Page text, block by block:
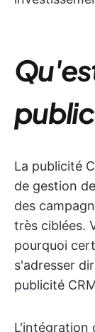
La publicité
de gestion
des
très ciblées.
pourquoi
s'adresser
publicité
L'intégration